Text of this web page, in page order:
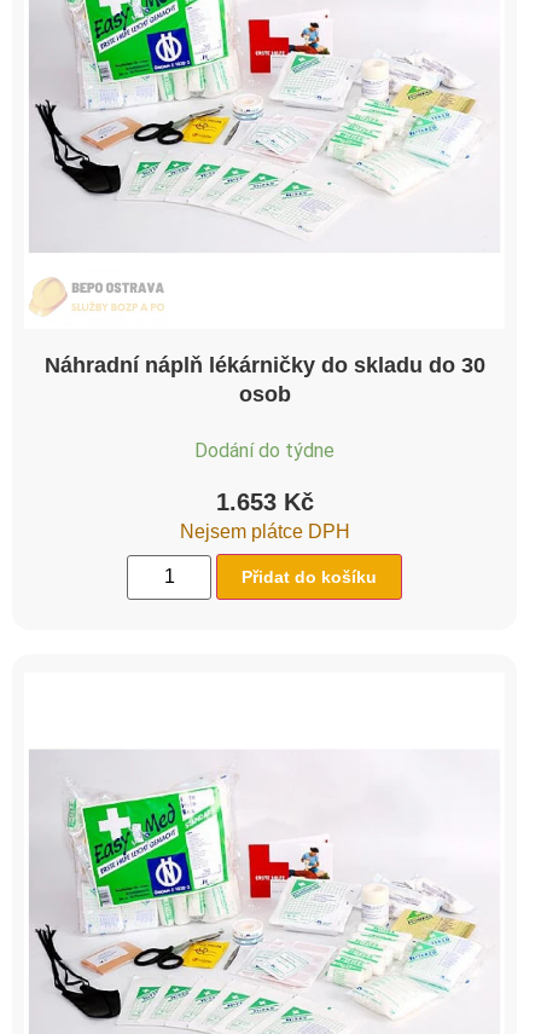
Náhradní náplň lékárničky do skladu do 30
osob
Dodání do týdne
1.653 Kč
Nejsem plátce DPH
Přidat do košíku